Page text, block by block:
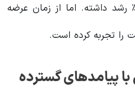
به روز دوشنبه حدود ۵٪ رشد داشته. اما از زمان عرضه
پیامدهای گسترده